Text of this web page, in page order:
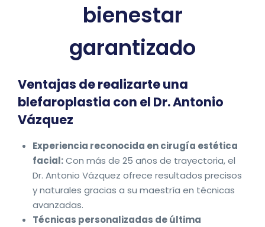
bienestar
garantizado
Ventajas de realizarte una
blefaroplastia con el Dr. Antonio
Vázquez
Experiencia reconocida en cirugía estética
facial:Con más de 25 años de trayectoria, el
Dr. Antonio Vázquez ofrece resultados precisos
y naturales gracias a su maestría en técnicas
avanzadas.
Técnicas personalizadas de última